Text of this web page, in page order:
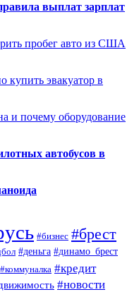
выплат зарплат
пробег авто из США
купить эвакуатор в
и почему оборудование
автобусов в
#бизнес #брест
#деньга #динамо_брест
#коммуналка #кредит
#новости